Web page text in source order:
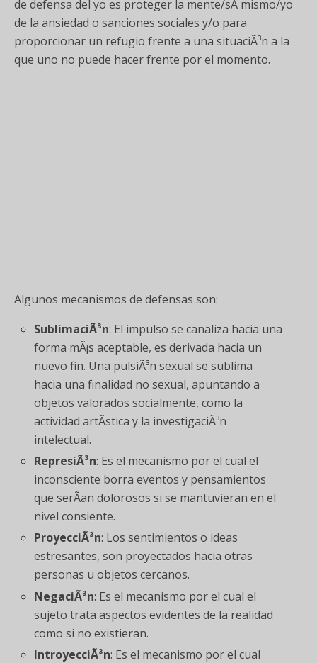
de defensa del yo es proteger la mente/sÃ­ mismo/yo
de la ansiedad o sanciones sociales y/o para
proporcionar un refugio frente a una situaciÃ³n a la
que uno no puede hacer frente por el momento.
Algunos mecanismos de defensas son:
SublimaciÃ³n: El impulso se canaliza hacia una
forma mÃ¡s aceptable, es derivada hacia un
nuevo fin. Una pulsiÃ³n sexual se sublima
hacia una finalidad no sexual, apuntando a
objetos valorados socialmente, como la
actividad artÃ­stica y la investigaciÃ³n
intelectual.
RepresiÃ³n: Es el mecanismo por el cual el
inconsciente borra eventos y pensamientos
que serÃ­an dolorosos si se mantuvieran en el
nivel consiente.
ProyecciÃ³n: Los sentimientos o ideas
estresantes, son proyectados hacia otras
personas u objetos cercanos.
NegaciÃ³n: Es el mecanismo por el cual el
sujeto trata aspectos evidentes de la realidad
como si no existieran.
IntroyecciÃ³n: Es el mecanismo por el cual